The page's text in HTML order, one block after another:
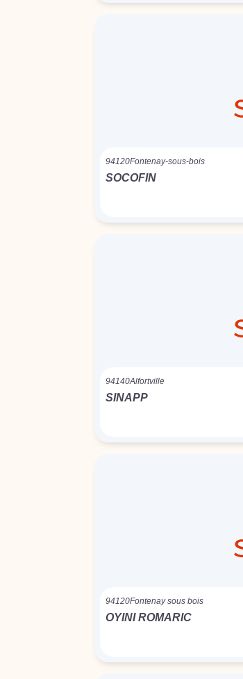
94120Fontenay-sous-bois
SOCOFIN
94140Alfortville
SINAPP
94120Fontenay sous bois
OYINI ROMARIC